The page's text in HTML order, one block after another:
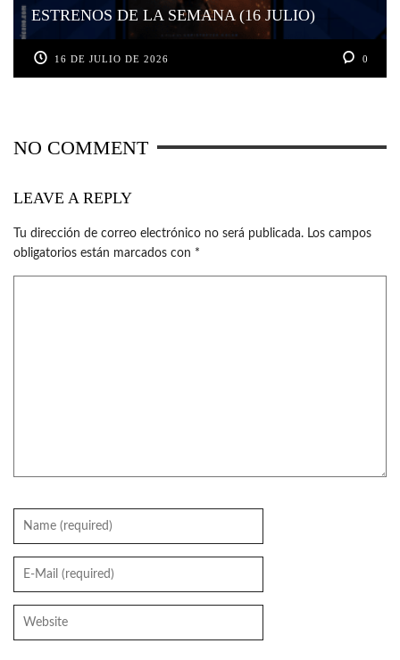
ESTRENOS DE LA SEMANA (16 JULIO)
16 DE JULIO DE 2026 0
NO COMMENT
LEAVE A REPLY
Tu dirección de correo electrónico no será publicada. Los campos
obligatorios están marcados con *